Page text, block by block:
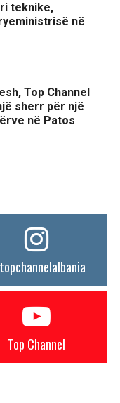
teknike,
në
Top Channel
sherr për një
në Patos
Top Channel